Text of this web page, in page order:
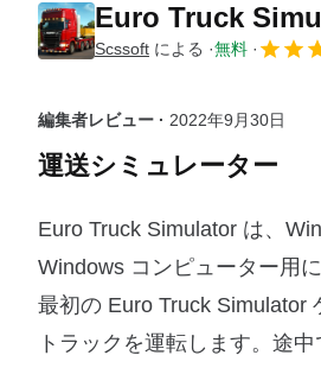
Euro Truck
Scssoft による 無料
編集者レビュー · 2022年9月30日
運送シミュレーター
Euro Truck Simulator は、
Windows コンピューター用
最初の Euro Truck Simulator
トラックを運転します。途